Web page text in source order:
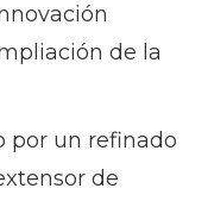
de la
por un refinado
de